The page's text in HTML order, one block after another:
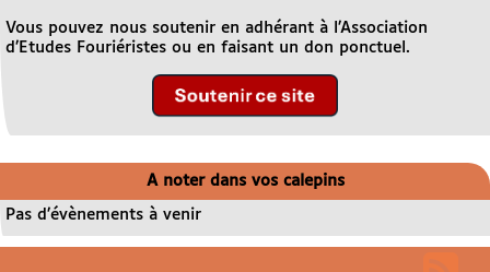
Vous pouvez nous soutenir en adhérant à l’Association
d’Etudes Fouriéristes ou en faisant un don ponctuel.
A noter dans vos calepins
Pas d’évènements à venir